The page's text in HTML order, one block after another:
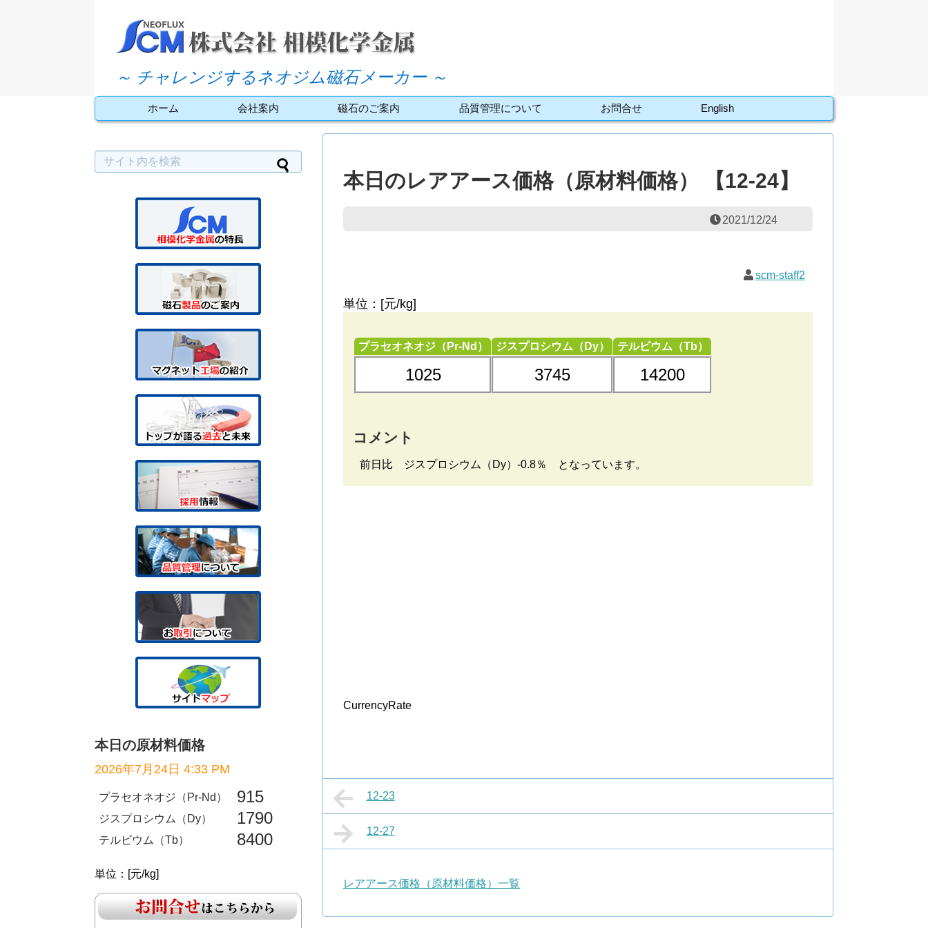
～ チャレンジするネオジム磁石メーカー ～
ホーム 会社案内 磁石のご案内 品質管理について お問合せ English
本日のレアアース価格（原材料価格） 【12-24】
2021/12/24
scm-staff2
単位：[元/kg]
プラセオネオジ（Pr-Nd）
1025
ジスプロシウム（Dy）
3745
テルビウム（Tb）
14200
コメント
前日比 ジスプロシウム（Dy）-0.8％ となっています。
CurrencyRate
12-23
12-27
レアアース価格（原材料価格）一覧
本日の原材料価格
2026年7月24日 4:33 PM
プラセオネオジ（Pr-Nd） 915
ジスプロシウム（Dy） 1790
テルビウム（Tb） 8400
単位：[元/kg]